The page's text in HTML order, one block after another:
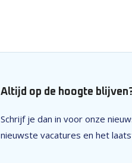
Altijd op de hoogte
Schrijf je dan in voor onze
nieuwste vacatures en het